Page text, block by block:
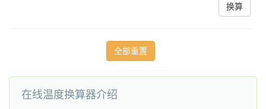
换算
在线温度换算器介绍